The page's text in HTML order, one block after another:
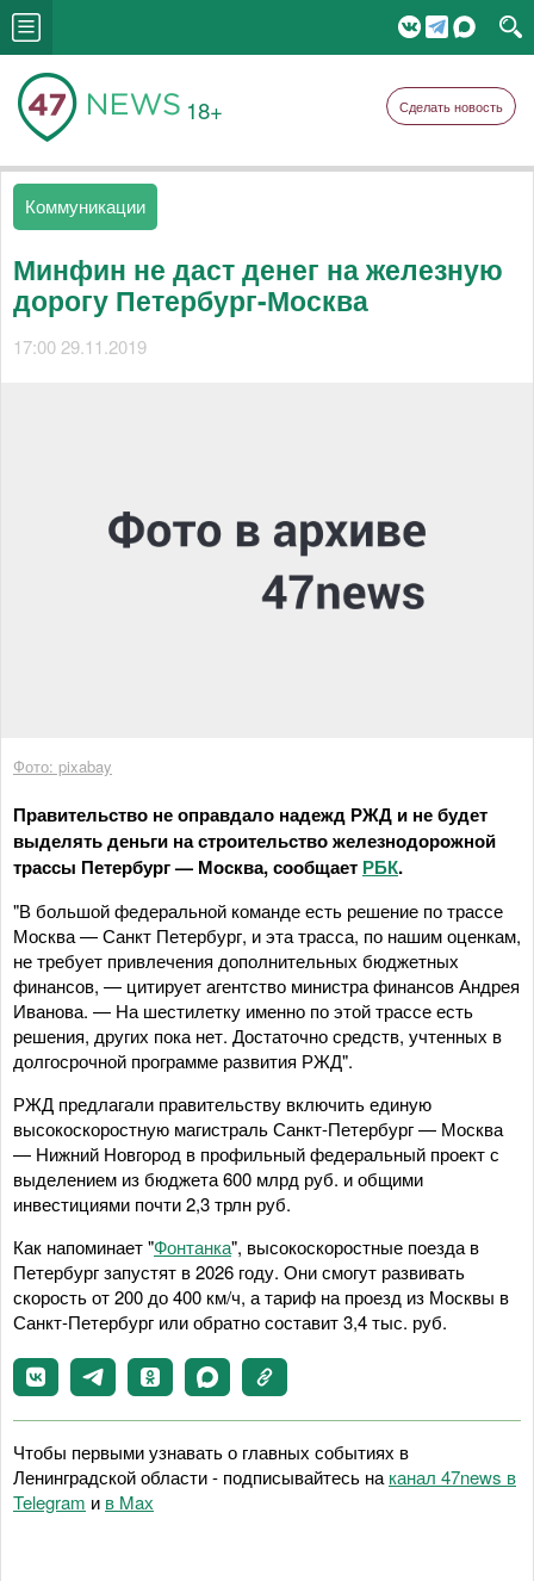
18+ Сделать новость
Коммуникации
Минфин не даст денег на железную
дорогу Петербург-Москва
17:00 29.11.2019
Фото: pixabay
Правительство не оправдало надежд РЖД и не будет
выделять деньги на строительство железнодорожной
трассы Петербург — Москва, сообщает РБК.
"В большой федеральной команде есть решение по трассе
Москва — Санкт Петербург, и эта трасса, по нашим оценкам,
не требует привлечения дополнительных бюджетных
финансов, — цитирует агентство министра финансов Андрея
Иванова. — На шестилетку именно по этой трассе есть
решения, других пока нет. Достаточно средств, учтенных в
долгосрочной программе развития РЖД".
РЖД предлагали правительству включить единую
высокоскоростную магистраль Санкт-Петербург — Москва
— Нижний Новгород в профильный федеральный проект с
выделением из бюджета 600 млрд руб. и общими
инвестициями почти 2,3 трлн руб.
Как напоминает "Фонтанка", высокоскоростные поезда в
Петербург запустят в 2026 году. Они смогут развивать
скорость от 200 до 400 км/ч, а тариф на проезд из Москвы в
Санкт-Петербург или обратно составит 3,4 тыс. руб.
Чтобы первыми узнавать о главных событиях в
Ленинградской области - подписывайтесь на канал 47news в
Telegram и в Maх